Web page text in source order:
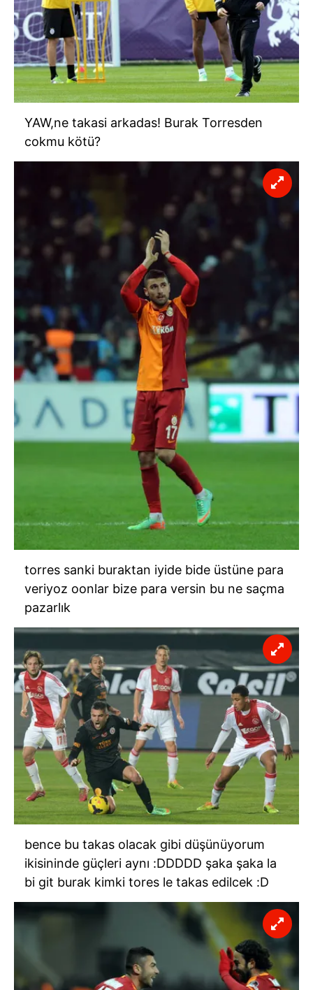
YAW,ne takasi arkadas! Burak Torresden
cokmu kötü?
torres sanki buraktan iyide bide üstüne para
veriyoz oonlar bize para versin bu ne saçma
pazarlık
bence bu takas olacak gibi düşünüyorum
ikisininde güçleri aynı :DDDDD şaka şaka la
bi git burak kimki tores le takas edilcek :D